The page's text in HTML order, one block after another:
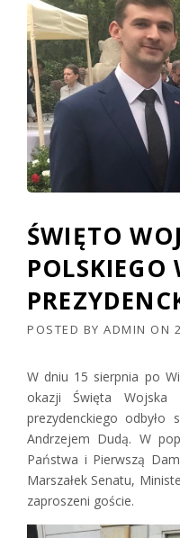
ŚWIĘTO
POLSKIEGO
POSTED BY ADMIN ON
W dniu 15 sierpnia po
okazji Święta Wojska
prezydenckiego odbyło
Andrzejem Dudą. W
Państwa i Pierwszą
Marszałek Senatu,
zaproszeni goście.